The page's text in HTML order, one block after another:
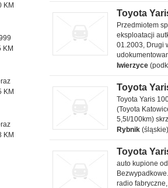
KM
KM
KM
KM
Toyota
Przedmiotem
eksploatacji
01.2003, Drugi
Iwierzyce
COOL 2011 1.3 l
Toyota
Toyota Yaris
(Toyota
5,5l/100km)
Rybnik (śląskie)
Toyota
auto kupione
radio